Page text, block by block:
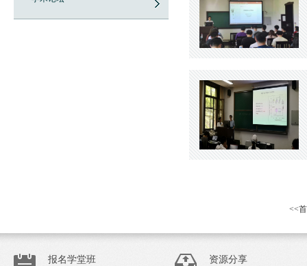
<<
报名学堂班 资源分享